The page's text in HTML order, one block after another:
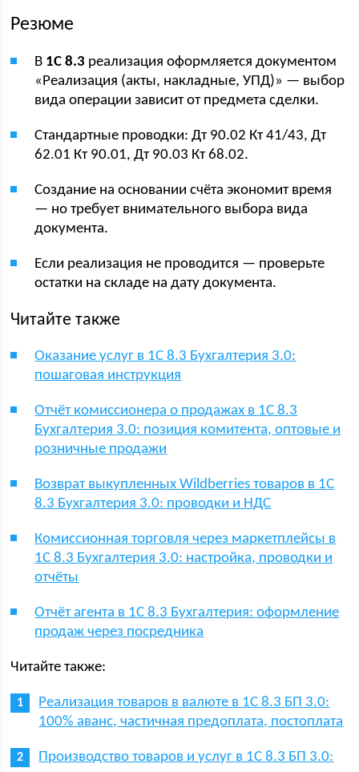
Резюме
В 1С 8.3 реализация оформляется документом
«Реализация (акты, накладные, УПД)» — выбор
вида операции зависит от предмета сделки.
Стандартные проводки: Дт 90.02 Кт 41/43, Дт
62.01 Кт 90.01, Дт 90.03 Кт 68.02.
Создание на основании счёта экономит время
— но требует внимательного выбора вида
документа.
Если реализация не проводится — проверьте
остатки на складе на дату документа.
Читайте также
Оказание услуг в 1С 8.3 Бухгалтерия 3.0:
пошаговая инструкция
Отчёт комиссионера о продажах в 1С 8.3
Бухгалтерия 3.0: позиция комитента, оптовые и
розничные продажи
Возврат выкупленных Wildberries товаров в 1С
8.3 Бухгалтерия 3.0: проводки и НДС
Комиссионная торговля через маркетплейсы в
1С 8.3 Бухгалтерия 3.0: настройка, проводки и
отчёты
Отчёт агента в 1С 8.3 Бухгалтерия: оформление
продаж через посредника
Читайте также:
Реализация товаров в валюте в 1С 8.3 БП 3.0:
100% аванс, частичная предоплата, постоплата
Производство товаров и услуг в 1С 8.3 БП 3.0: